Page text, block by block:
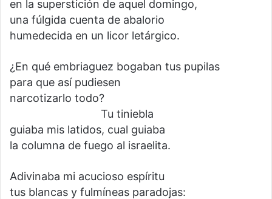
en la superstición de aquel domingo,
una fúlgida cuenta de abalorio
humedecida en un licor letárgico.
¿En qué embriaguez bogaban tus pupilas
para que así pudiesen
narcotizarlo todo?
Tu tiniebla
guiaba mis latidos, cual guiaba
la columna de fuego al israelita.
Adivinaba mi acucioso espíritu
tus blancas y fulmíneas paradojas: